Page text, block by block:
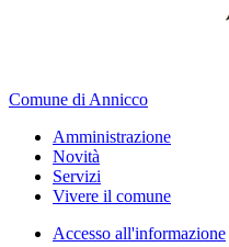
Comune di Annicco
Amministrazione
Novità
Servizi
Vivere il comune
Accesso all'informazione